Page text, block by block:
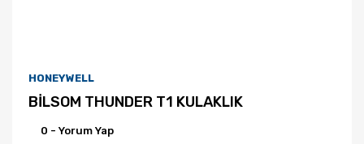
HONEYWELL
BİLSOM THUNDER T1 KULAKLIK
0 - Yorum Yap